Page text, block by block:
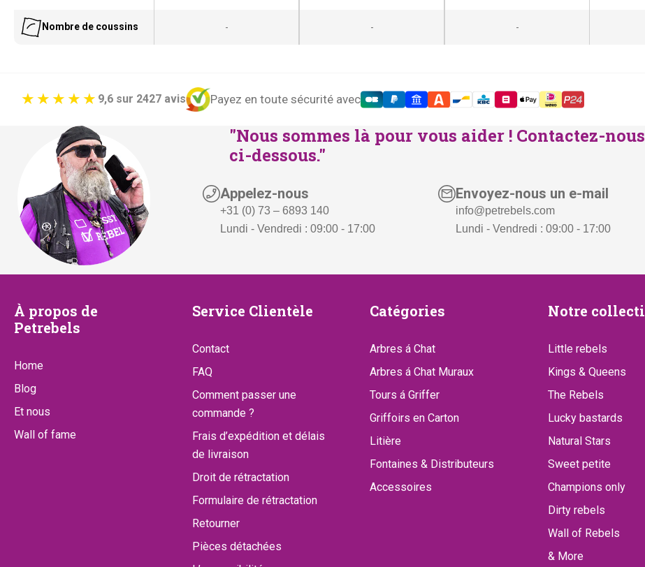
Nombre de coussins - - -
Payez en toute sécurité avec
9,6 sur 2427 avis
"Nous sommes là pour vous aider ! Contactez-
ci-dessous."
Appelez-nous
+31 (0) 73 – 6893 140
Lundi - Vendredi : 09:00 - 17:00
Envoyez-nous un e-mail
info@petrebels.com
Lundi - Vendredi : 09:00 - 17:00
À
propos
de
Petrebels
À propos de
Petrebels
Home
Blog
Et nous
Wall of fame
Service
Clientèle
Service Clientèle
Contact
FAQ
Comment passer une
commande ?
Frais d’expédition et délais
de livraison
Droit de rétractation
Formulaire de rétractation
Retourner
Pièces détachées
Catégories
Catégories
Arbres á Chat
Arbres á Chat Muraux
Tours á Griffer
Griffoirs en Carton
Litière
Fontaines & Distributeurs
Accessoires
Notre
collection
Notre
Little rebels
Kings & Queens
The Rebels
Lucky bastards
Natural Stars
Sweet petite
Champions only
Dirty rebels
Wall of Rebels
& More